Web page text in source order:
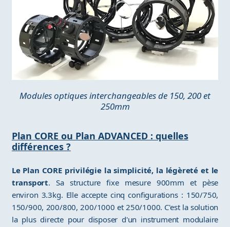
Modules optiques interchangeables de 150, 200 et
250mm
Plan CORE ou Plan ADVANCED : quelles
différences ?
Le Plan CORE privilégie la simplicité, la légèreté et le
transport. Sa structure fixe mesure 900mm et pèse
environ 3.3kg. Elle accepte cinq configurations : 150/750,
150/900, 200/800, 200/1000 et 250/1000. C'est la solution
la plus directe pour disposer d'un instrument modulaire